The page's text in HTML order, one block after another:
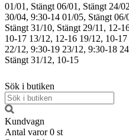
01/01, Stängt 06/01, Stängt 24/
30/04, 9:30-14 01/05, Stängt 06/
Stängt 31/10, Stängt 29/11, 12-
10-17 13/12, 12-16 19/12, 10-17
22/12, 9:30-19 23/12, 9:30-18
Stängt 31/12, 10-15
Sök i butiken
Kundvagn
Antal varor 0 st